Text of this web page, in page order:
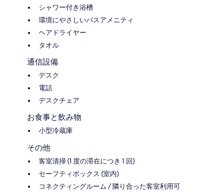
シャワー付き浴槽
環境にやさしいバスアメニティ
ヘアドライヤー
タオル
通信設備
デスク
電話
デスクチェア
お食事と飲み物
小型冷蔵庫
その他
客室清掃 (1 度の滞在につき 1 回)
セーフティボックス (室内)
コネクティングルーム / 隣り合った客室利用可